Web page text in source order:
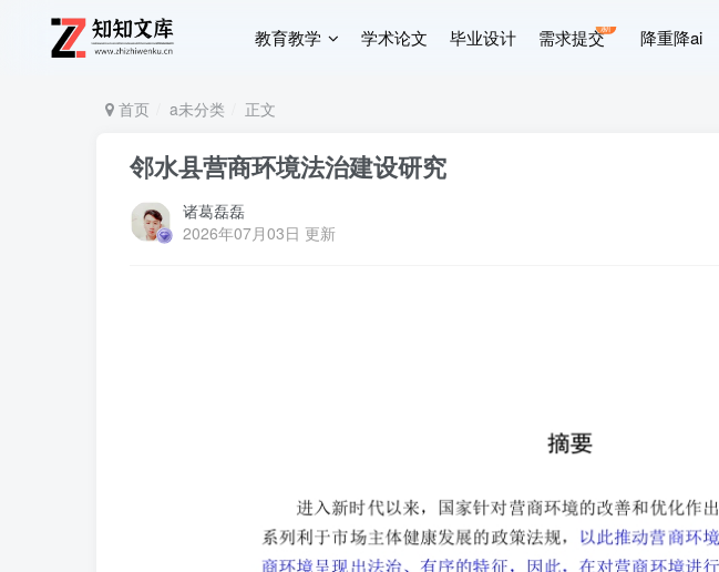
教育教学 学术论文 毕业设计 需求提交新 降重降ai
首页 a未分类 正文
邻水县营商环境法治建设研究
诸葛磊磊
2026年07月03日 更新